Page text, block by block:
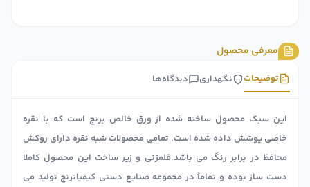
معرفی محصول
دیدگاه‌ها نگهداری توضیحات
این سبک محصول ساخته شده از ورق خالص برنج است که با نقره
خاصی پوشش داده شده است. تمامی محصولات شبه نقره دارای روکش
محافظ در برابر رنگ می باشد.قلمزنی و زیر ساخت این محصول کاملا
دست ساز بوده و تماماً در مجموعه صنایع دستی کیمیاترنج تولید می